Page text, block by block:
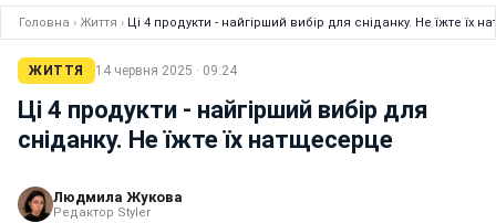
Головна › Життя › Ці 4 продукти - найгірший вибір для сніданку. Не їжте їх
ЖИТТЯ 14 червня 2025 · 09:24
Ці 4 продукти - найгірший вибір для
сніданку. Не їжте їх натщесерце
Людмила Жукова
Редактор Styler